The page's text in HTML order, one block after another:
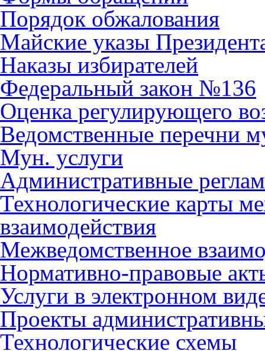
Порядок обжалования
Майские указы
Наказы избирателей
Федеральный закон №136
Оценка регулирующего
Ведомственные перечни
Мун. услуги
Административные
Технологические карты
взаимодействия
Межведомственное
Нормативно-правовые
Услуги в электронном
Проекты
Технологические схемы